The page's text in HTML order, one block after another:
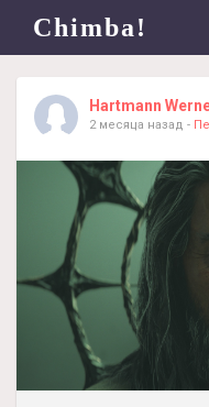
Chimba!
Hartmann
2 месяца назад -